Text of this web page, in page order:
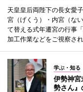
天皇皇后両陛下の長女愛
宮（げくう）・内宮（な
て替える式年遷宮の行事
加工作業などをご視察され
学ぶ・知る
伊勢神
勢さん』